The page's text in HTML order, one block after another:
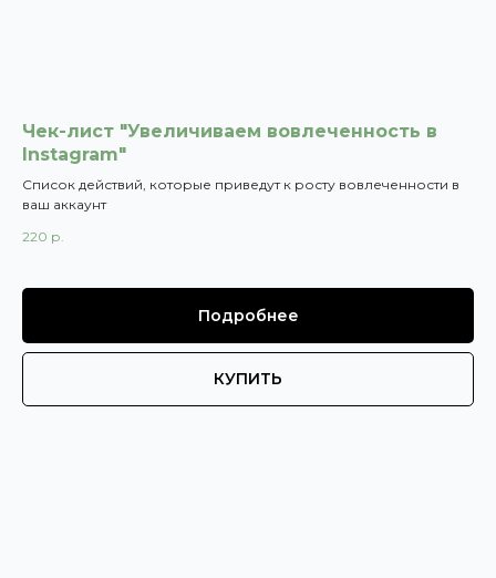
Чек-лист "Увеличиваем вовлеченность в
Instagram"
Список действий, которые приведут к росту вовлеченности в
ваш аккаунт
220 р.
Подробнее
КУПИТЬ